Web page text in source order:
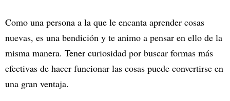
Como una persona a la que le encanta aprender cosas
nuevas, es una bendición y te animo a pensar en ello de la
misma manera. Tener curiosidad por buscar formas más
efectivas de hacer funcionar las cosas puede convertirse en
una gran ventaja.